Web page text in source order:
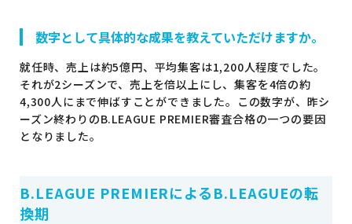
数字として具体的な成果を教えていただけますか。
就任時、売上は約5億円、平均集客は1,200人程度でした。
それが2シーズンで、売上を倍以上にし、集客を4倍の約
4,300人にまで伸ばすことができました。この数字が、昨シ
ーズン終わりのB.LEAGUE PREMIER審査合格の一つの要因
となりました。
B.LEAGUE PREMIERによるB.LEAGUEの転
換期